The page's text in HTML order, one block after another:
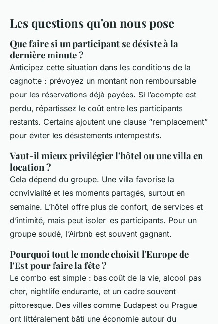
Les questions qu'on nous pose
Que faire si un participant se désiste à la
dernière minute ?
Anticipez cette situation dans les conditions de la
cagnotte : prévoyez un montant non remboursable
pour les réservations déjà payées. Si l’acompte est
perdu, répartissez le coût entre les participants
restants. Certains ajoutent une clause “remplacement”
pour éviter les désistements intempestifs.
Vaut-il mieux privilégier l'hôtel ou une villa en
location ?
Cela dépend du groupe. Une villa favorise la
convivialité et les moments partagés, surtout en
semaine. L’hôtel offre plus de confort, de services et
d’intimité, mais peut isoler les participants. Pour un
groupe soudé, l’Airbnb est souvent gagnant.
Pourquoi tout le monde choisit l'Europe de
l'Est pour faire la fête ?
Le combo est simple : bas coût de la vie, alcool pas
cher, nightlife endurante, et un cadre souvent
pittoresque. Des villes comme Budapest ou Prague
ont littéralement bâti une économie autour du